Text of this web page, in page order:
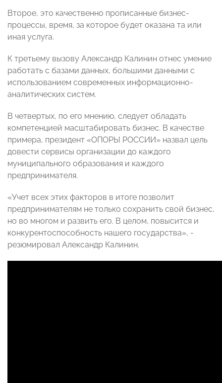
Второе, это качественно прописанные бизнес-
процессы, время, за которое будет оказана та или
иная услуга.
К третьему вызову Александр Калинин отнес умение
работать с базами данных, большими данными с
использованием современных информационно-
аналитических систем.
В четвертых, по его мнению, следует обладать
компетенцией масштабировать бизнес. В качестве
примера, президент «ОПОРЫ РОССИИ» назвал цель
довести сервисы организации до каждого
муниципального образования и каждого
предпринимателя.
«Учет всех этих факторов в итоге позволит
предпринимателям не только сохранить свой бизнес,
но во многом и развить его. В целом, повысится и
конкурентоспособность нашего государства», -
резюмировал Александр Калинин.